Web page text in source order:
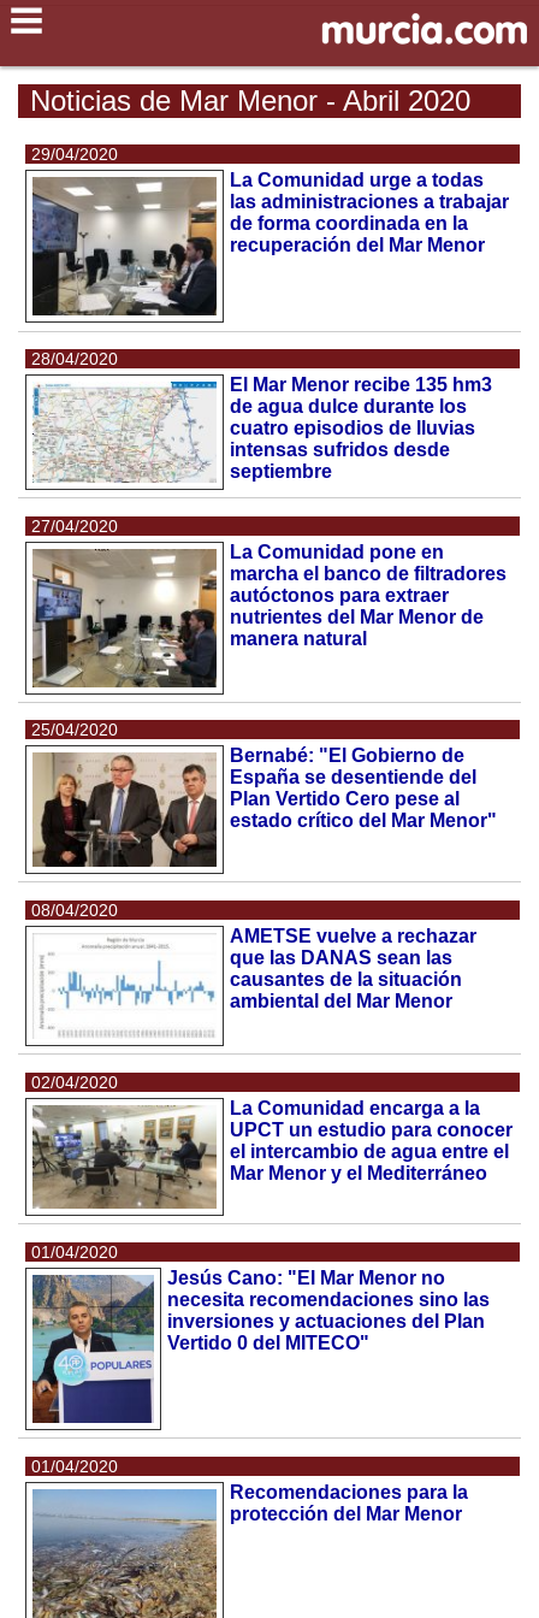
Noticias de Mar Menor - Abril 2020
29/04/2020
La Comunidad urge a todas
las administraciones a trabajar
de forma coordinada en la
recuperación del Mar Menor
28/04/2020
El Mar Menor recibe 135 hm3
de agua dulce durante los
cuatro episodios de lluvias
intensas sufridos desde
septiembre
27/04/2020
La Comunidad pone en
marcha el banco de filtradores
autóctonos para extraer
nutrientes del Mar Menor de
manera natural
25/04/2020
Bernabé: "El Gobierno de
España se desentiende del
Plan Vertido Cero pese al
estado crítico del Mar Menor"
08/04/2020
AMETSE vuelve a rechazar
que las DANAS sean las
causantes de la situación
ambiental del Mar Menor
02/04/2020
La Comunidad encarga a la
UPCT un estudio para conocer
el intercambio de agua entre el
Mar Menor y el Mediterráneo
01/04/2020
Jesús Cano: "El Mar Menor no
necesita recomendaciones sino las
inversiones y actuaciones del Plan
Vertido 0 del MITECO"
01/04/2020
Recomendaciones para la
protección del Mar Menor